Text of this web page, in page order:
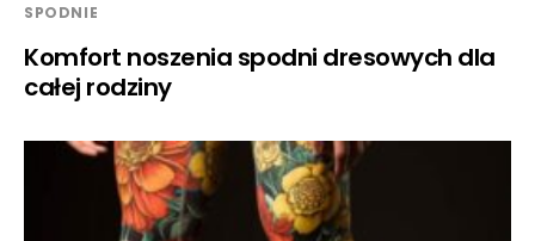
SPODNIE
Komfort noszenia spodni dresowych dla
całej rodziny